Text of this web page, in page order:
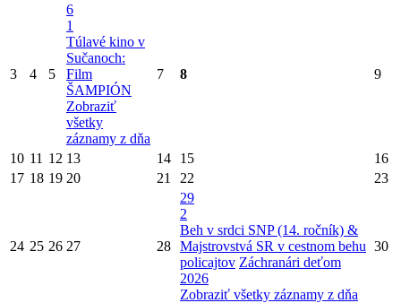
3 4 5
6
1
Túlavé kino v
Sučanoch:
Film
ŠAMPIÓN
Zobraziť
všetky
záznamy z dňa
7 8 9
10 11 12 13 14 15
16
17 18 19 20 21 22 23
24 25 26 27 28
29
2
Beh v srdci SNP (14. ročník) &
Majstrovstvá SR v cestnom behu
policajtov Záchranári deťom
2026
Zobraziť všetky záznamy z dňa
30